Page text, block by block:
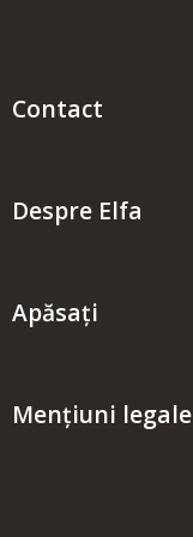
Contact
Despre Elfa
Apăsați
Mențiuni legale